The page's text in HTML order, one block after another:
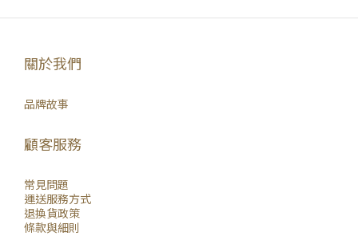
關於我們
品牌故事
顧客服務
常見問題
運送服務方式
退換貨政策
條款與細則